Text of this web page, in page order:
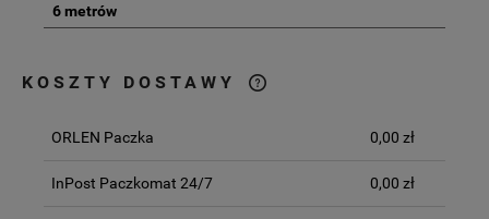
6 metrów
KOSZTY DOSTAWY
ORLEN Paczka 0,00 zł
InPost Paczkomat 24/7 0,00 zł